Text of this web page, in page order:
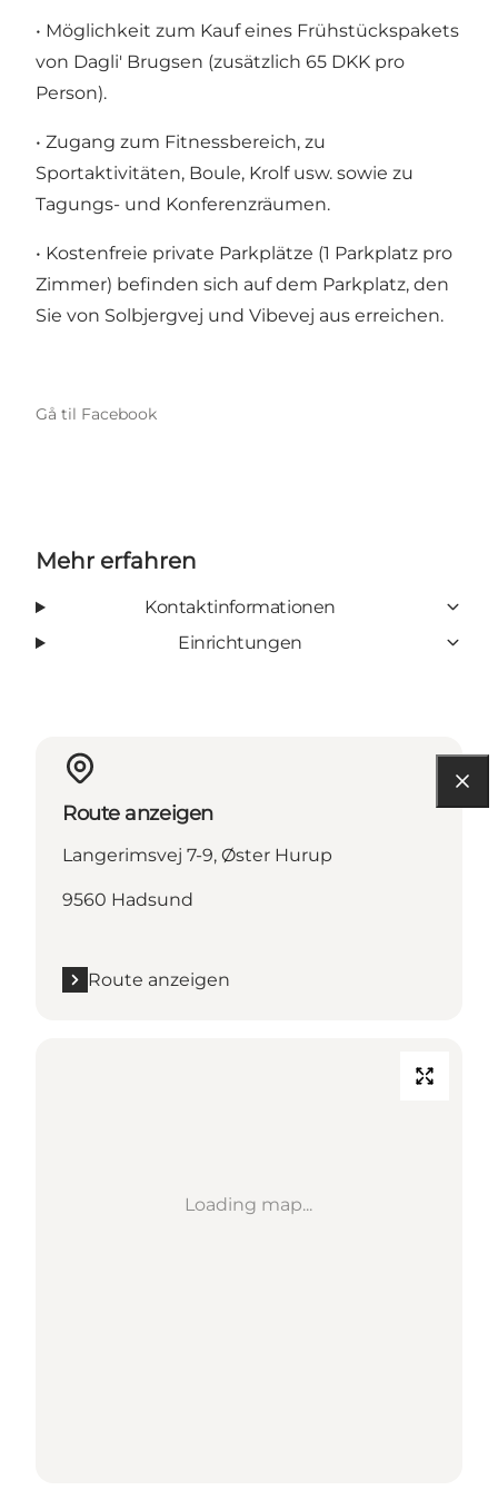
• Möglichkeit zum Kauf eines Frühstückspakets
von Dagli' Brugsen (zusätzlich 65 DKK pro
Person).
• Zugang zum Fitnessbereich, zu
Sportaktivitäten, Boule, Krolf usw. sowie zu
Tagungs- und Konferenzräumen.
• Kostenfreie private Parkplätze (1 Parkplatz pro
Zimmer) befinden sich auf dem Parkplatz, den
Sie von Solbjergvej und Vibevej aus erreichen.
Gå til Facebook
Mehr erfahren
Kontaktinformationen
Einrichtungen
Route anzeigen
Langerimsvej 7-9, Øster Hurup
9560 Hadsund
Route anzeigen
Loading map...